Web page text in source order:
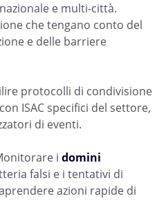
e multi-città.
che tengano conto del
e delle barriere
protocolli di condivisione
ISAC specifici del settore,
di eventi.
i domini
falsi e i tentativi di
azioni rapide di